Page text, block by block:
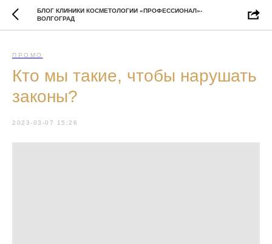
БЛОГ КЛИНИКИ КОСМЕТОЛОГИИ «ПРОФЕССИОНАЛ»-
ВОЛГОГРАД
ПРОМО
Кто мы такие, чтобы нарушать
законы?
2023-03-07 15:26